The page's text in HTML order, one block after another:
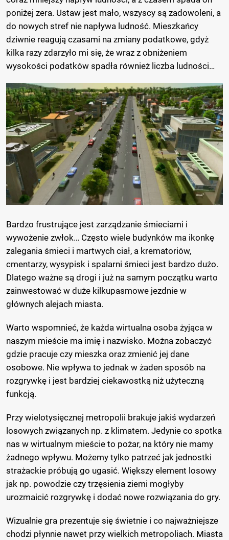
poniżej zera. Ustaw jest mało, wszyscy są zadowoleni, a
do nowych stref nie napływa ludność. Mieszkańcy
dziwnie reagują czasami na zmiany podatkowe, gdyż
kilka razy zdarzyło mi się, że wraz z obniżeniem
wysokości podatków spadła również liczba ludności…
Bardzo frustrujące jest zarządzanie śmieciami i
wywożenie zwłok… Często wiele budynków ma ikonkę
zalegania śmieci i martwych ciał, a krematoriów,
cmentarzy, wysypisk i spalarni śmieci jest bardzo dużo.
Dlatego ważne są drogi i już na samym początku warto
zainwestować w duże kilkupasmowe jezdnie w
głównych alejach miasta.
Warto wspomnieć, że każda wirtualna osoba żyjąca w
naszym mieście ma imię i nazwisko. Można zobaczyć
gdzie pracuje czy mieszka oraz zmienić jej dane
osobowe. Nie wpływa to jednak w żaden sposób na
rozgrywkę i jest bardziej ciekawostką niż użyteczną
funkcją.
Przy wielotysięcznej metropolii brakuje jakiś wydarzeń
losowych związanych np. z klimatem. Jedynie co spotka
nas w wirtualnym mieście to pożar, na który nie mamy
żadnego wpływu. Możemy tylko patrzeć jak jednostki
strażackie próbują go ugasić. Większy element losowy
jak np. powodzie czy trzęsienia ziemi mogłyby
urozmaicić rozgrywkę i dodać nowe rozwiązania do gry.
Wizualnie gra prezentuje się świetnie i co najważniejsze
chodzi płynnie nawet przy wielkich metropoliach. Miasta